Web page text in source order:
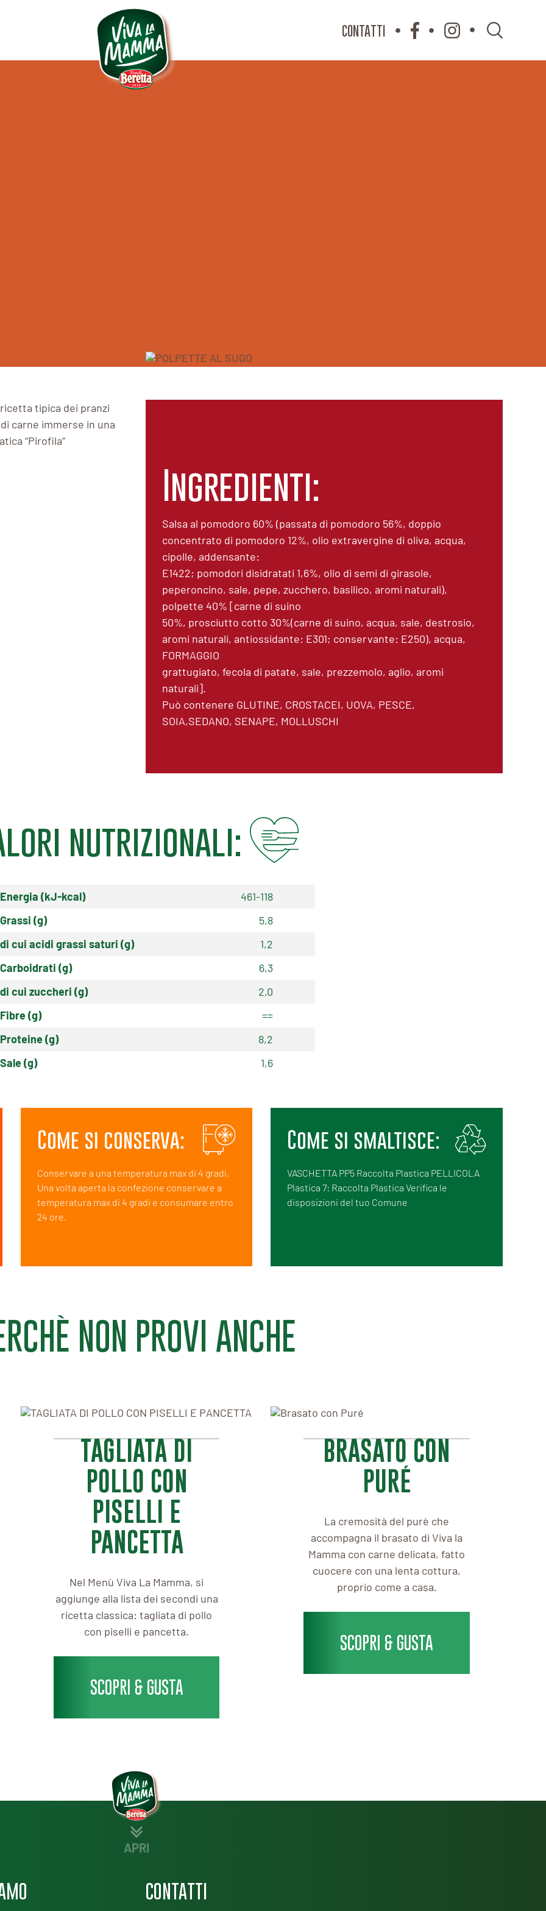
CONTATTI
tipica dei pranzi
carne immerse in una
“Pirofila”
Ingredienti:
Salsa al pomodoro 60% (passata di pomodoro 56%, doppio
concentrato di pomodoro 12%, olio extravergine di oliva, acqua,
cipolle, addensante:
E1422; pomodori disidratati 1,6%, olio di semi di girasole,
peperoncino, sale, pepe, zucchero, basilico, aromi naturali),
polpette 40% [carne di suino
50%, prosciutto cotto 30%(carne di suino, acqua, sale, destrosio,
aromi naturali, antiossidante: E301; conservante: E250), acqua,
FORMAGGIO
grattugiato, fecola di patate, sale, prezzemolo, aglio, aromi
naturali].
Può contenere GLUTINE, CROSTACEI, UOVA, PESCE,
SOIA,SEDANO, SENAPE, MOLLUSCHI
nutrizionali:
Energia (kJ-kcal)
461-118
Grassi (g)
5,8
di cui acidi grassi saturi (g)
1,2
Carboidrati (g)
6,3
di cui zuccheri (g)
2,0
Fibre (g)
==
Proteine (g)
8,2
Sale (g)
1,6
Come si conserva:
Conservare a una temperatura max di 4 gradi.
Una volta aperta la confezione conservare a
temperatura max di 4 gradi e consumare entro
24 ore.
Come si smaltisce:
VASCHETTA PP5 Raccolta Plastica PELLICOLA
Plastica 7: Raccolta Plastica Verifica le
disposizioni del tuo Comune
NON PROVI ANCHE
TAGLIATA DI
POLLO CON
PISELLI E
PANCETTA
Nel Menù Viva La Mamma, si
aggiunge alla lista dei secondi una
ricetta classica: tagliata di pollo
con piselli e pancetta.
SCOPRI & GUSTA
BRASATO CON
PURÉ
La cremosità del purè che
accompagna il brasato di Viva la
Mamma con carne delicata, fatto
cuocere con una lenta cottura,
proprio come a casa.
SCOPRI & GUSTA
APRI
CONTATTI